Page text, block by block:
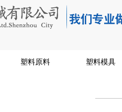
塑料原料 塑料模具